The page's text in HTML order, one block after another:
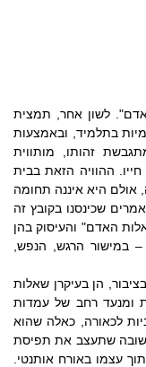
לשון אחר, תמצית
בתלמיד, ובאמצעות
זהותו, מותווית
ההוויה הזאת בבית
היא איננה תחומה
שכינסנו בקובץ זה
האדם" והעיסוק בהן
במישור הרגש, הנפש,
הן בעיקרן שאלות
ומנעד רחב של עמדות
לכאורה, כאלה שהוא
שתעצב את תפיסת
עצמו באורח אותנטי.